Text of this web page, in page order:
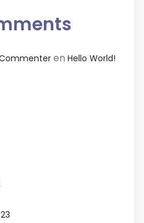
en Hello World!